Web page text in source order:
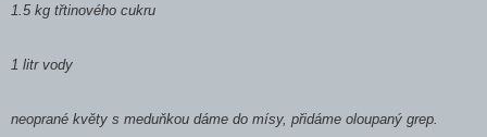
1.5 kg třtinového cukru
1 litr vody
neoprané květy s meduňkou dáme do mísy, přidáme oloupaný grep.